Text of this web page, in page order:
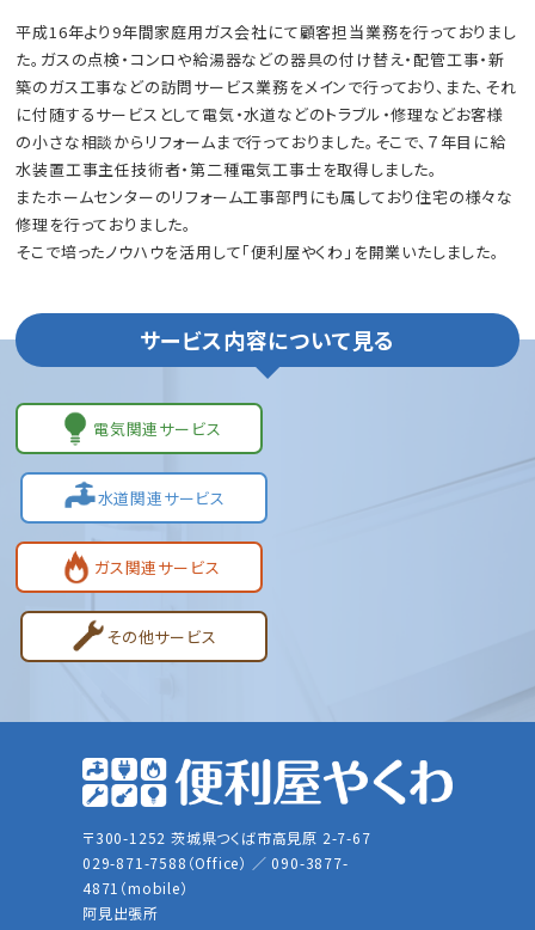
平成16年より9年間家庭用ガス会社にて顧客担当業務を行っておりまし
た。ガスの点検・コンロや給湯器などの器具の付け替え・配管工事・新
築のガス工事などの訪問サービス業務をメインで行っており、また、それ
に付随するサービスとして電気・水道などのトラブル・修理などお客様
の小さな相談からリフォームまで行っておりました。そこで、７年目に給
水装置工事主任技術者・第二種電気工事士を取得しました。
またホームセンターのリフォーム工事部門にも属しており住宅の様々な
修理を行っておりました。
そこで培ったノウハウを活用して「便利屋やくわ」を開業いたしました。
サービス内容について見る
電気関連サービス
水道関連サービス
ガス関連サービス
その他サービス
〒300-1252 茨城県つくば市高見原 2-7-67
029-871-7588（Office） ／ 090-3877-
4871（mobile）
阿見出張所